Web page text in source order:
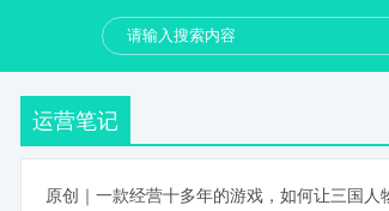
运营笔记